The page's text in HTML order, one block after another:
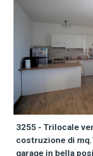
3255 - Trilocale
costruzione di
garage in bella